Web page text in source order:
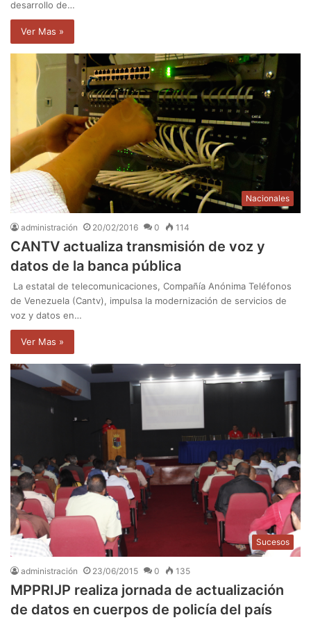
desarrollo de…
Ver Mas »
Nacionales
administración 20/02/2016 0 114
CANTV actualiza transmisión de voz y
datos de la banca pública
La estatal de telecomunicaciones, Compañía Anónima Teléfonos
de Venezuela (Cantv), impulsa la modernización de servicios de
voz y datos en…
Ver Mas »
Sucesos
administración 23/06/2015 0 135
MPPRIJP realiza jornada de actualización
de datos en cuerpos de policía del país